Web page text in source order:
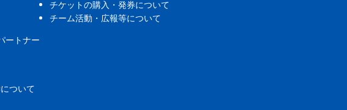
ートナー
ついて
チケットの購入・発券について
チーム活動・広報等について